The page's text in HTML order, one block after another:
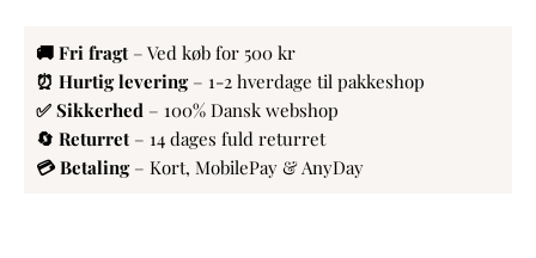
🚚 Fri fragt – Ved køb for 500 kr
⏰ Hurtig levering – 1-2 hverdage til pakkeshop
✅ Sikkerhed – 100% Dansk webshop
🔄 Returret – 14 dages fuld returret
💳 Betaling – Kort, MobilePay & AnyDay